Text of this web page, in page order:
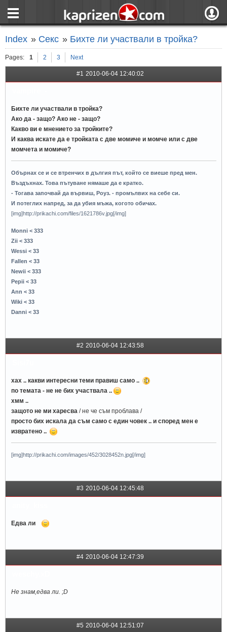
Регистрация
Вход чрез
Index » Секс » Бихте ли участвали в тройка?
Pages: 1 2 3 Next
#1 2010-06-04 12:40:02
Бихте ли участвали в тройка?
Ако да - защо? Ако не - защо?
Какво ви е мнението за тройките?
И каква искате да е тройката с две момиче и момче или с две
момчета и момиче?
Обърнах се и се втренчих в дългия път, който се виеше пред мен.
Въздъхнах. Това пътуване нямаше да е кратко.
- Тогава започвай да вървиш, Роуз. - промълвих на себе си.
И потеглих напред, за да убия мъжа, когото обичах.
[img]http://prikachi.com/files/1621786v.jpg[/img]
Monni < 333
Zii < 333
Wessi < 33
Fallen < 33
Newii < 333
Pepii < 33
Ann < 33
Wiki < 33
Danni < 33
#2 2010-06-04 12:43:58
хах .. какви интересни теми правиш само ..
по темата - не не бих участвала ..
хмм ..
защото не ми харесва / не че съм проблава /
просто бих искала да съм само с един човек .. и според мен е
извратено ..
[img]http://prikachi.com/images/452/3028452n.jpg[/img]
#3 2010-06-04 12:45:48
Едва ли
#4 2010-06-04 12:47:39
Не знам,едва ли. ;D
#5 2010-06-04 12:51:07